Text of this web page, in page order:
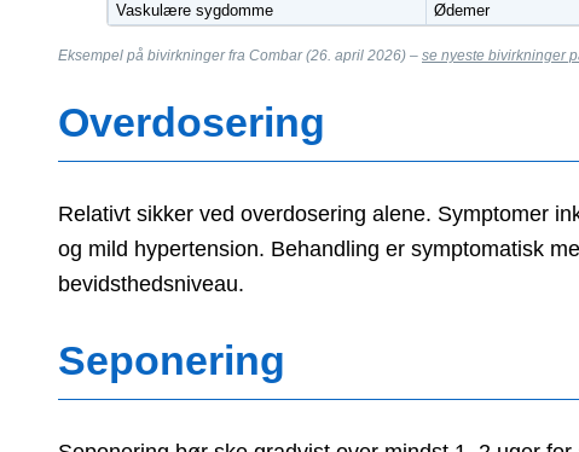
Vaskulære sygdomme
Ødemer
Eksempel på bivirkninger fra Combar (26. april 2026) – se nyeste bivirkninger
Overdosering
Relativt sikker ved overdosering alene. Symptomer
og mild hypertension. Behandling er symptomatisk
bevidsthedsniveau.
Seponering